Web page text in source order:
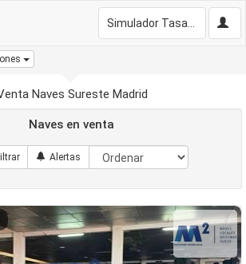
Naves Sureste Madrid
Naves en venta